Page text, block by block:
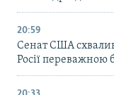
20:59
Cенат США
Росії переважною